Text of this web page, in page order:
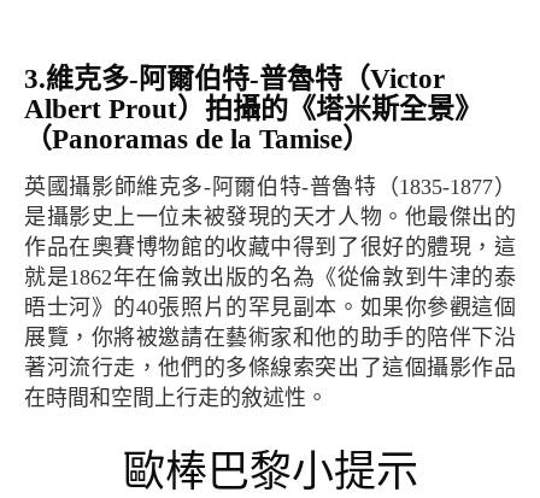
3.維克多-阿爾伯特-普魯特（Victor
Albert Prout）拍攝的《塔米斯全景》
（Panoramas de la Tamise）
英國攝影師維克多-阿爾伯特-普魯特（1835-1877）
是攝影史上一位未被發現的天才人物。他最傑出的
作品在奧賽博物館的收藏中得到了很好的體現，這
就是1862年在倫敦出版的名為《從倫敦到牛津的泰
晤士河》的40張照片的罕見副本。如果你參觀這個
展覽，你將被邀請在藝術家和他的助手的陪伴下沿
著河流行走，他們的多條線索突出了這個攝影作品
在時間和空間上行走的敘述性。
歐棒巴黎小提示